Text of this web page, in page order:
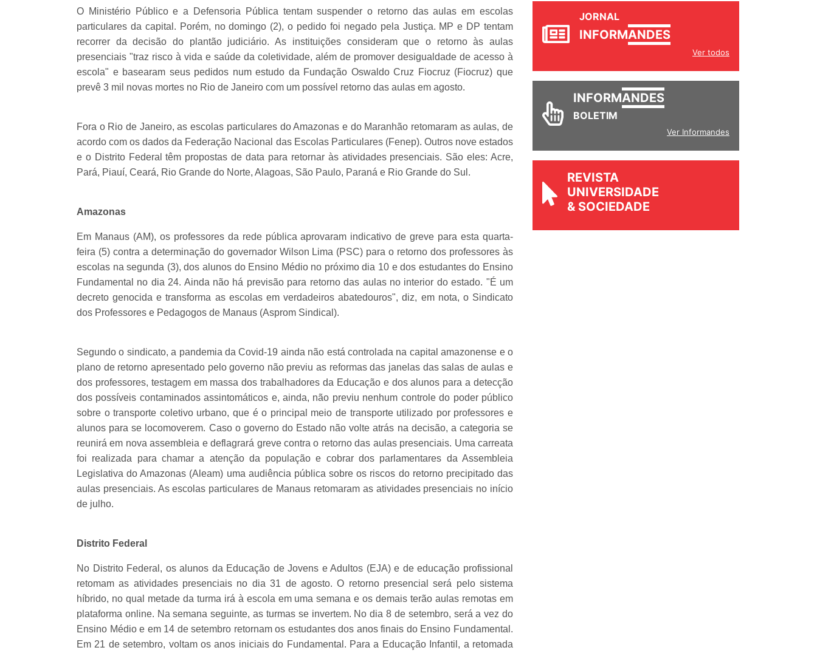
O Ministério Público e a Defensoria Pública tentam suspender o retorno das aulas em escolas
particulares da capital. Porém, no domingo (2), o pedido foi negado pela Justiça. MP e DP tentam
recorrer da decisão do plantão judiciário. As instituições consideram que o retorno às aulas
presenciais "traz risco à vida e saúde da coletividade, além de promover desigualdade de acesso à
escola" e basearam seus pedidos num estudo da Fundação Oswaldo Cruz Fiocruz (Fiocruz) que
prevê 3 mil novas mortes no Rio de Janeiro com um possível retorno das aulas em agosto.
Fora o Rio de Janeiro, as escolas particulares do Amazonas e do Maranhão retomaram as aulas, de
acordo com os dados da Federação Nacional das Escolas Particulares (Fenep). Outros nove estados
e o Distrito Federal têm propostas de data para retornar às atividades presenciais. São eles: Acre,
Pará, Piauí, Ceará, Rio Grande do Norte, Alagoas, São Paulo, Paraná e Rio Grande do Sul.
Amazonas
Em Manaus (AM), os professores da rede pública aprovaram indicativo de greve para esta quarta-
feira (5) contra a determinação do governador Wilson Lima (PSC) para o retorno dos professores às
escolas na segunda (3), dos alunos do Ensino Médio no próximo dia 10 e dos estudantes do Ensino
Fundamental no dia 24. Ainda não há previsão para retorno das aulas no interior do estado. "É um
decreto genocida e transforma as escolas em verdadeiros abatedouros", diz, em nota, o Sindicato
dos Professores e Pedagogos de Manaus (Asprom Sindical).
Segundo o sindicato, a pandemia da Covid-19 ainda não está controlada na capital amazonense e o
plano de retorno apresentado pelo governo não previu as reformas das janelas das salas de aulas e
dos professores, testagem em massa dos trabalhadores da Educação e dos alunos para a detecção
dos possíveis contaminados assintomáticos e, ainda, não previu nenhum controle do poder público
sobre o transporte coletivo urbano, que é o principal meio de transporte utilizado por professores e
alunos para se locomoverem. Caso o governo do Estado não volte atrás na decisão, a categoria se
reunirá em nova assembleia e deflagrará greve contra o retorno das aulas presenciais. Uma carreata
foi realizada para chamar a atenção da população e cobrar dos parlamentares da Assembleia
Legislativa do Amazonas (Aleam) uma audiência pública sobre os riscos do retorno precipitado das
aulas presenciais. As escolas particulares de Manaus retomaram as atividades presenciais no início
de julho.
Distrito Federal
No Distrito Federal, os alunos da Educação de Jovens e Adultos (EJA) e de educação profissional
retomam as atividades presenciais no dia 31 de agosto. O retorno presencial será pelo sistema
híbrido, no qual metade da turma irá à escola em uma semana e os demais terão aulas remotas em
plataforma online. Na semana seguinte, as turmas se invertem. No dia 8 de setembro, será a vez do
Ensino Médio e em 14 de setembro retornam os estudantes dos anos finais do Ensino Fundamental.
Em 21 de setembro, voltam os anos iniciais do Fundamental. Para a Educação Infantil, a retomada
JORNAL
INFORMANDES
Ver todos
INFORMANDES
BOLETIM
Ver Informandes
REVISTA
UNIVERSIDADE
& SOCIEDADE